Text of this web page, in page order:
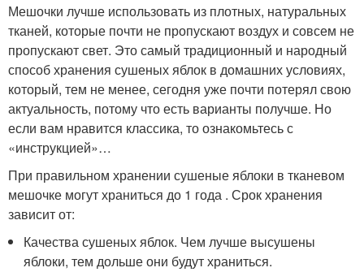
Мешочки лучше использовать из плотных, натуральных
тканей, которые почти не пропускают воздух и совсем не
пропускают свет. Это самый традиционный и народный
способ хранения сушеных яблок в домашних условиях,
который, тем не менее, сегодня уже почти потерял свою
актуальность, потому что есть варианты получше. Но
если вам нравится классика, то ознакомьтесь с
«инструкцией»…
При правильном хранении сушеные яблоки в тканевом
мешочке могут храниться до 1 года . Срок хранения
зависит от:
Качества сушеных яблок. Чем лучше высушены
яблоки, тем дольше они будут храниться.